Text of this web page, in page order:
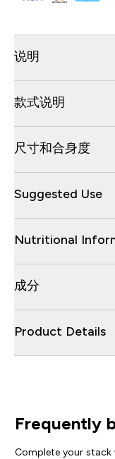
说明
款式说明
尺寸和合身度
Suggested Use
Nutritional
成分
Product Details
Frequently
Complete your